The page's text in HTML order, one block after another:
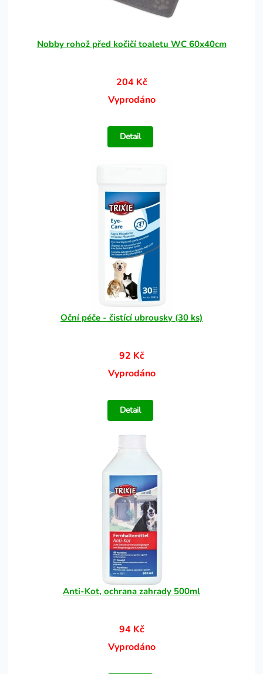
Nobby rohož před kočičí toaletu WC 60x40cm
204 Kč
Vyprodáno
Detail
Oční péče - čistící ubrousky (30 ks)
92 Kč
Vyprodáno
Detail
Anti-Kot, ochrana zahrady 500ml
94 Kč
Vyprodáno